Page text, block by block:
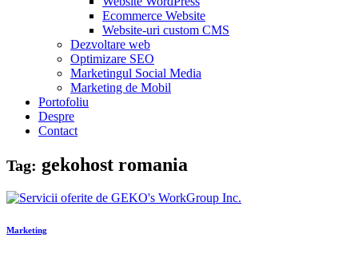
Ecommerce Website
Website-uri custom CMS
Dezvoltare web
Optimizare SEO
Marketingul Social Media
Marketing de Mobil
Portofoliu
Despre
Contact
Tag: gekohost romania
Marketing